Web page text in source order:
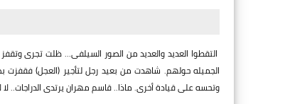
التقطوا العديد والعديد من الصور السيلفى... ظلت تجرى
الجميله حولهم. شاهدت من بعيد رجل لتأجير (العجل)
وتحسه على قيادة أخرى. ماذا.. قاسم مهران يرتدى الدراجات.. لا